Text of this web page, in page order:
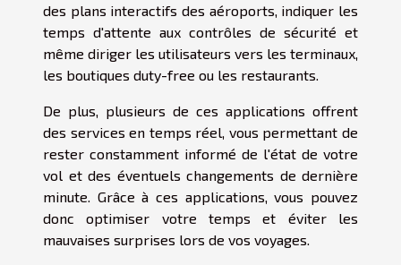
des plans interactifs des aéroports, indiquer les
temps d'attente aux contrôles de sécurité et
même diriger les utilisateurs vers les terminaux,
les boutiques duty-free ou les restaurants.
De plus, plusieurs de ces applications offrent
des services en temps réel, vous permettant de
rester constamment informé de l'état de votre
vol et des éventuels changements de dernière
minute. Grâce à ces applications, vous pouvez
donc optimiser votre temps et éviter les
mauvaises surprises lors de vos voyages.